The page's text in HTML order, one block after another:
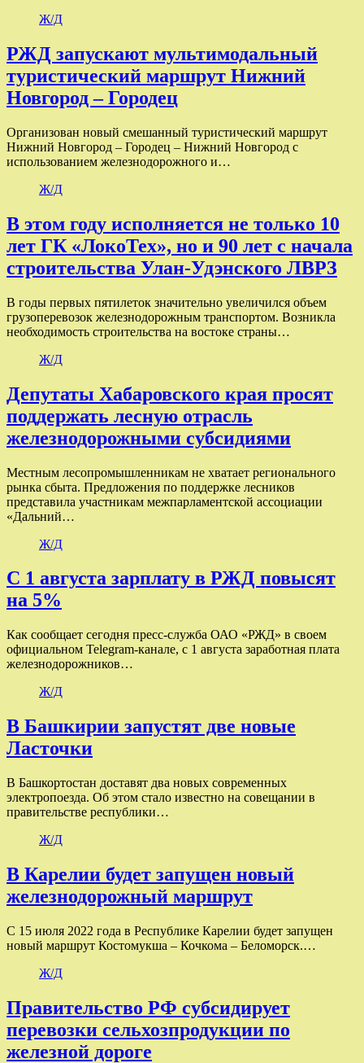
Ж/Д
РЖД запускают мультимодальный
туристический маршрут Нижний
Новгород – Городец
Организован новый смешанный туристический маршрут
Нижний Новгород – Городец – Нижний Новгород с
использованием железнодорожного и…
Ж/Д
В этом году исполняется не только 10
лет ГК «ЛокоТех», но и 90 лет с начала
строительства Улан-Удэнского ЛВРЗ
В годы первых пятилеток значительно увеличился объем
грузоперевозок железнодорожным транспортом. Возникла
необходимость строительства на востоке страны…
Ж/Д
Депутаты Хабаровского края просят
поддержать лесную отрасль
железнодорожными субсидиями
Местным лесопромышленникам не хватает регионального
рынка сбыта. Предложения по поддержке лесников
представила участникам межпарламентской ассоциации
«Дальний…
Ж/Д
С 1 августа зарплату в РЖД повысят
на 5%
Как сообщает сегодня пресс-служба ОАО «РЖД» в своем
официальном Telegram-канале, с 1 августа заработная плата
железнодорожников…
Ж/Д
В Башкирии запустят две новые
Ласточки
В Башкортостан доставят два новых современных
электропоезда. Об этом стало известно на совещании в
правительстве республики…
Ж/Д
В Карелии будет запущен новый
железнодорожный маршрут
С 15 июля 2022 года в Республике Карелии будет запущен
новый маршрут Костомукша – Кочкома – Беломорск.…
Ж/Д
Правительство РФ субсидирует
перевозки сельхозпродукции по
железной дороге